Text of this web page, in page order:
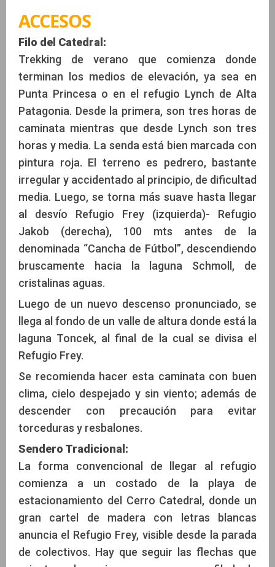
ACCESOS
Filo del Catedral:
Trekking de verano que comienza donde
terminan los medios de elevación, ya sea en
Punta Princesa o en el refugio Lynch de Alta
Patagonia. Desde la primera, son tres horas de
caminata mientras que desde Lynch son tres
horas y media. La senda está bien marcada con
pintura roja. El terreno es pedrero, bastante
irregular y accidentado al principio, de dificultad
media. Luego, se torna más suave hasta llegar
al desvío Refugio Frey (izquierda)- Refugio
Jakob (derecha), 100 mts antes de la
denominada “Cancha de Fútbol”, descendiendo
bruscamente hacia la laguna Schmoll, de
cristalinas aguas.
Luego de un nuevo descenso pronunciado, se
llega al fondo de un valle de altura donde está la
laguna Toncek, al final de la cual se divisa el
Refugio Frey.
Se recomienda hacer esta caminata con buen
clima, cielo despejado y sin viento; además de
descender con precaución para evitar
torceduras y resbalones.
Sendero Tradicional:
La forma convencional de llegar al refugio
comienza a un costado de la playa de
estacionamiento del Cerro Catedral, donde un
gran cartel de madera con letras blancas
anuncia el Refugio Frey, visible desde la parada
de colectivos. Hay que seguir las flechas que